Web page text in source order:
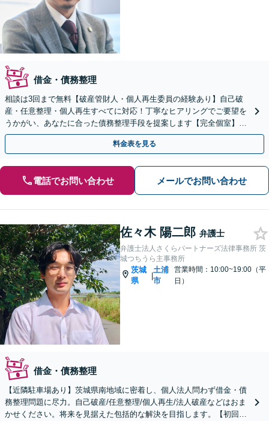
借金・債務整理
相談は3回まで無料【破産管財人・個人再生委員の経験あり】自己破
産・任意整理・個人再生すべてに対応！丁寧なヒアリングでご要望を
うかがい、あなたに合った債務整理手段を提案します【完全個室】法
人・個人事業者の破産もご相談ください
料金表を見る
電話でお問い合わせ メールでお問い合わせ
佐々木 陽二郎 弁護士
弁護士法人さくらパートナーズ法律事務所 茨
城つちうら主事務所
茨城
県
|
土浦
市
営業時間：10:00~19:00（平
日）
借金・債務整理
【近隣駐車場あり】茨城県南地域に密着し、個人法人問わず借金・債
務整理問題に尽力。自己破産/任意整理/個人再生/法人破産などはおま
かせください。将来を見据えた包括的な解決を目指します。【初回面